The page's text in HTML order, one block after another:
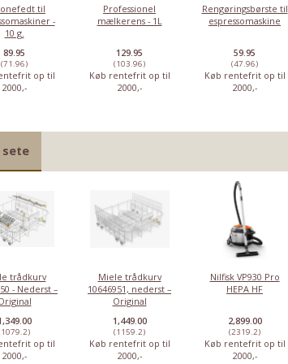
til
-
10 g.
89.95
(71.96)
op til
2000,-
Professionel
mælkerens - 1L
129.95
(103.96)
Køb rentefrit op til
2000,-
Rengøringsbørste til
espressomaskine
59.95
(47.96)
Køb rentefrit op til
2000,-
sete
trådkurv
- Nederst –
op til
2000,-
Miele trådkurv
10646951, nederst –
Original
1,449.00
(1159.2)
Køb rentefrit op til
2000,-
Nilfisk VP930 Pro
HEPA HF
2,899.00
(2319.2)
Køb rentefrit op til
2000,-